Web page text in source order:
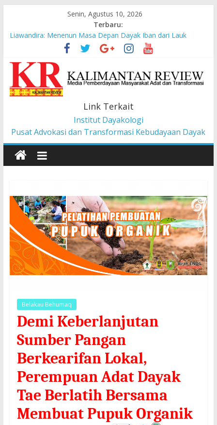
Senin, Agustus 10, 2026
Terbaru:
Liawandira: Menenun Masa Depan Dayak Iban dari Lauk
Rugun, Ketemenggungan Jalai Lintang
Sekilas Tentang Struktur Lembaga Adat Dayak Kanayatn di
Binua Kaca’
Masyarakat Adat Suku Balik Bersama AMAN Gugat UU IKN ke
Mahkamah Konstitusi
Pesan dari Pameran tentang Kisah-kisah dari Hulu Fragmen
Ruang Hidup Dayak Iban
Pembangunan Berbasis Budaya Masyarakat Adat: Pelajaran
dari CU à la Gerakan Pemberdayaan Pancur Kasih
Link Terkait
Institut Dayakologi
Pusat Advokasi dan Transformasi Kebudayaan Dayak
Belakau Behumaq
Demi Keberlanjutan
Sumber Pangan
Berkearifan Lokal,
Perempuan Adat Dayak
Tae Berlatih Bersama
Membuat Pupuk Organik